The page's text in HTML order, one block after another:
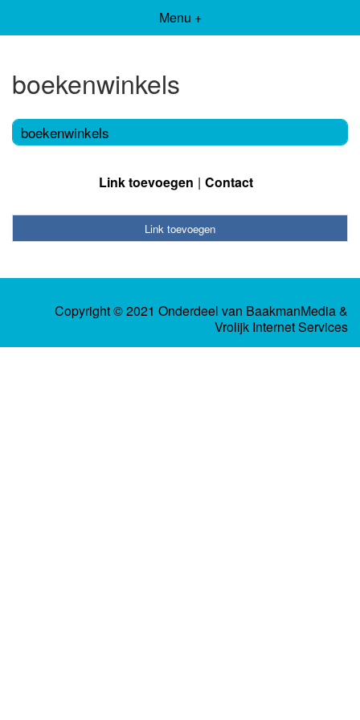
Menu +
boekenwinkels
boekenwinkels
Link toevoegen Contact
Link toevoegen
Copyright © 2021 Onderdeel van BaakmanMedia&
Vrolijk Internet Services